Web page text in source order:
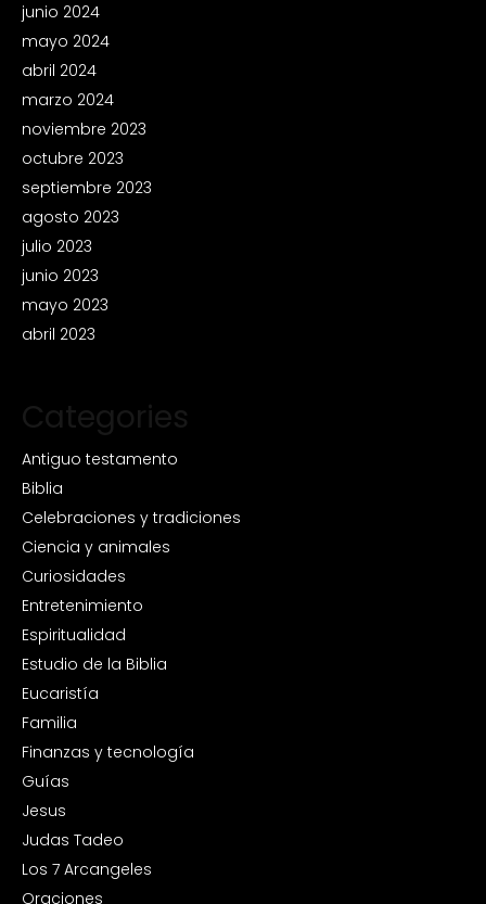
junio 2024
mayo 2024
abril 2024
marzo 2024
noviembre 2023
octubre 2023
septiembre 2023
agosto 2023
julio 2023
junio 2023
mayo 2023
abril 2023
Categories
Antiguo testamento
Biblia
Celebraciones y tradiciones
Ciencia y animales
Curiosidades
Entretenimiento
Espiritualidad
Estudio de la Biblia
Eucaristía
Familia
Finanzas y tecnología
Guías
Jesus
Judas Tadeo
Los 7 Arcangeles
Oraciones